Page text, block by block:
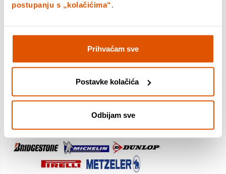
postupanju s „kolačićima“
Prihvaćam sve
Postavke kolačića
Odbijam sve
cesti. Prelaze između 2 do 3 tisuće kilometara, i spadaju u viši